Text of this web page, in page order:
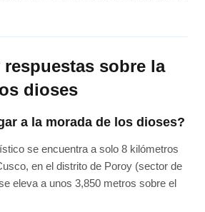
sobre la
dioses
a la morada de los dioses?
se encuentra a solo 8 kilómetros
en el distrito de Poroy (sector de
eleva a unos 3,850 metros sobre el